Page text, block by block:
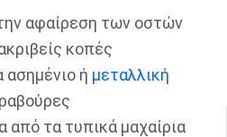
αφαίρεση των οστών
κοπές
ασημένιο ή μεταλλική
από τα τυπικά μαχαίρια